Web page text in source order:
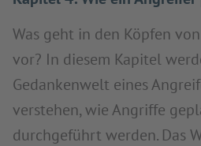
Was geht in den Köpfen
vor? In diesem Kapitel
Gedankenwelt eines
verstehen, wie Angriffe
durchgeführt werden. Das